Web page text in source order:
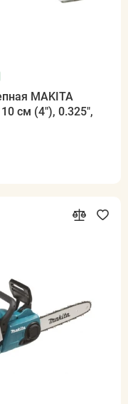
MAKITA
см (4"), 0.325",